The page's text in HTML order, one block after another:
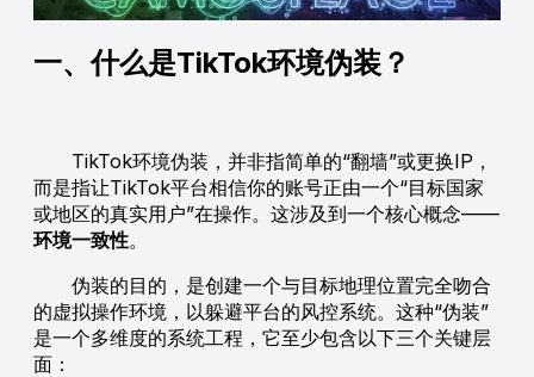
一、什么是TikTok环境伪装？
TikTok环境伪装，并非指简单的“翻墙”或更换IP，
而是指让TikTok平台相信你的账号正由一个“目标国家
或地区的真实用户”在操作。这涉及到一个核心概念——
环境一致性。
伪装的目的，是创建一个与目标地理位置完全吻合
的虚拟操作环境，以躲避平台的风控系统。这种“伪装”
是一个多维度的系统工程，它至少包含以下三个关键层
面：